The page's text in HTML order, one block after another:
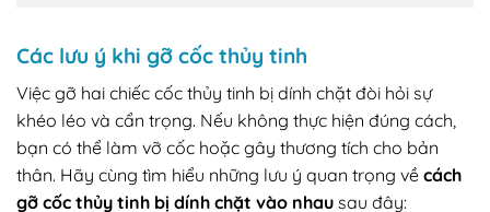
Các lưu ý khi gỡ cốc thủy tinh
Việc gỡ hai chiếc cốc thủy tinh bị dính chặt đòi hỏi sự
khéo léo và cẩn trọng. Nếu không thực hiện đúng cách,
bạn có thể làm vỡ cốc hoặc gây thương tích cho bản
thân. Hãy cùng tìm hiểu những lưu ý quan trọng về cách
gỡ cốc thủy tinh bị dính chặt vào nhau sau đây: